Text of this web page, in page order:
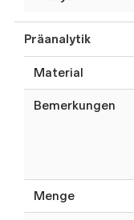
Präanalytik
Material
Bemerkungen
Menge